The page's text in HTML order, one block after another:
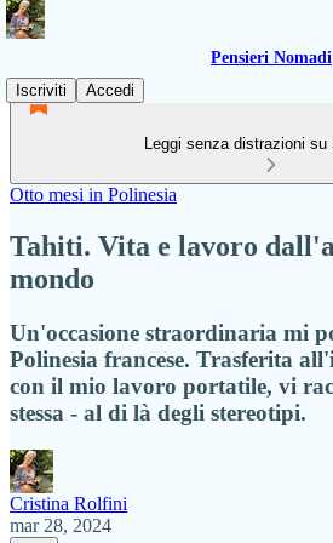
Pensieri Nomadi
Iscriviti
Accedi
Leggi senza distrazioni su
Otto mesi in Polinesia
Tahiti. Vita e lavoro
mondo
Un'occasione straordinaria mi
Polinesia francese. Trasferita
con il mio lavoro portatile, vi
stessa - al di là degli stereotipi.
Cristina Rolfini
mar 28, 2024